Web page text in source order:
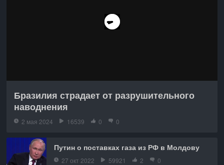
Бразилия страдает от разрушительного
наводнения
2 мая 2024 16539 0 0
Путин о поставках газа из РФ в Молдову
27 окт 2022 59921 2 0